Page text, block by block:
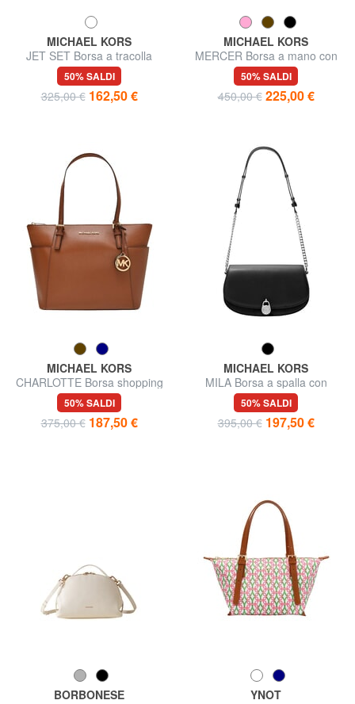
MICHAEL KORS
JET SET Borsa a tracolla
regolabile, in pelle
50% SALDI
325,00 € 162,50 €
MICHAEL KORS
MERCER Borsa a mano con
tracolla, in pelle
50% SALDI
450,00 € 225,00 €
MICHAEL KORS
CHARLOTTE Borsa shopping
a spalla, in pelle
50% SALDI
375,00 € 187,50 €
MICHAEL KORS
MILA Borsa a spalla con
tracolla, in pelle
50% SALDI
395,00 € 197,50 €
BORBONESE
YNOT